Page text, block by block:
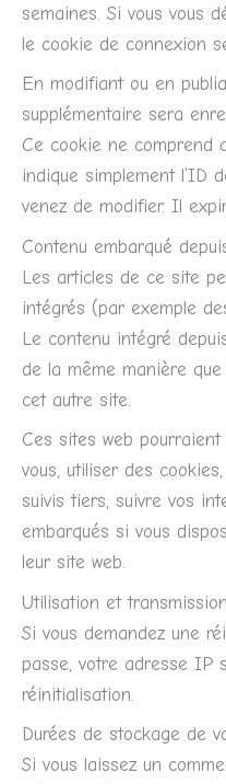
semaines. Si vous vous
le cookie de connexion
En modifiant ou en
supplémentaire sera
Ce cookie ne comprend
indique simplement l’ID
venez de modifier. Il
Contenu embarqué
Les articles de ce site
intégrés (par exemple
Le contenu intégré
de la même manière
cet autre site.
Ces sites web
vous, utiliser des
suivis tiers, suivre vos
embarqués si vous
leur site web.
Utilisation et
Si vous demandez une
passe, votre adresse IP
réinitialisation.
Durées de stockage de
Si vous laissez un